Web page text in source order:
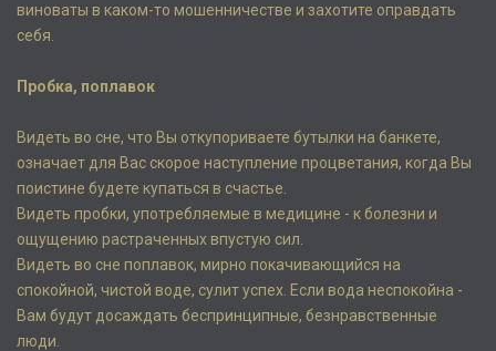
виноваты в каком-то мошенничестве и захотите оправдать
себя.
Пробка, поплавок
Видеть во сне, что Вы откупориваете бутылки на банкете,
означает для Вас скорое наступление процветания, когда Вы
поистине будете купаться в счастье.
Видеть пробки, употребляемые в медицине - к болезни и
ощущению растраченных впустую сил.
Видеть во сне поплавок, мирно покачивающийся на
спокойной, чистой воде, сулит успех. Если вода неспокойна -
Вам будут досаждать беспринципные, безнравственные
люди.